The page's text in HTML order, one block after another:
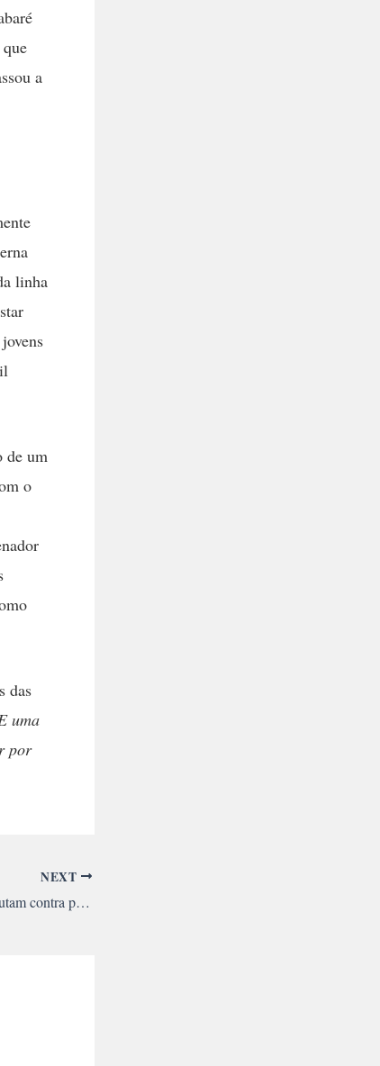
a
linha
de um
o
das
uma
por
NEXT
Trabalhadores franceses lutam contra perda de direitos e aumento da jornada